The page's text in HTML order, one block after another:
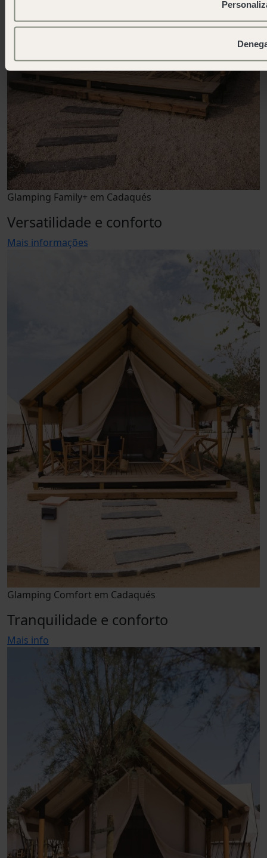
Glamping Family+ em Cadaqués
Versatilidade e conforto
Mais informações
Glamping Comfort em Cadaqués
Tranquilidade e conforto
Mais info